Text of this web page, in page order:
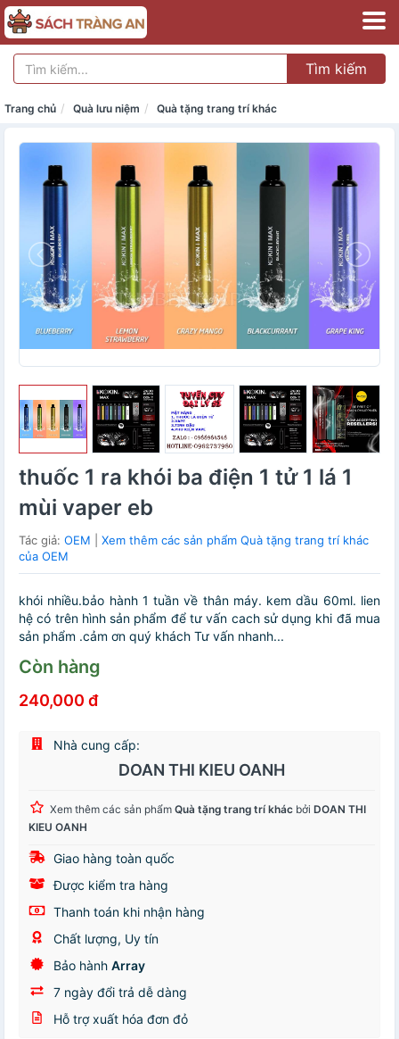
Tìm kiếm
Trang chủ Quà lưu niệm Quà tặng trang trí khác
thuốc 1 ra khói ba điện 1 tử 1 lá 1
mùi vaper eb
Tác giả: OEM
Xem thêm các sản phẩm Quà tặng trang trí khác
của OEM
khói nhiều.bảo hành 1 tuần về thân máy. kem dầu 60ml. lien
hệ có trên hình sản phẩm để tư vấn cach sử dụng khi đã mua
sản phẩm .cảm ơn quý khách Tư vấn nhanh...
Còn hàng
240,000 đ
Nhà cung cấp:
DOAN THI KIEU OANH
Xem thêm các sản phẩm Quà tặng trang trí khác bởi DOAN THI
KIEU OANH
Giao hàng toàn quốc
Được kiểm tra hàng
Thanh toán khi nhận hàng
Chất lượng, Uy tín
Bảo hành Array
7 ngày đổi trả dễ dàng
Hỗ trợ xuất hóa đơn đỏ